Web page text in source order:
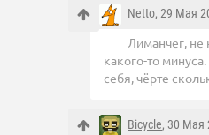
Netto, 29 Мая
Лиманчег, не
какого-то
себя, чёрте
Bicycle, 30 Мая